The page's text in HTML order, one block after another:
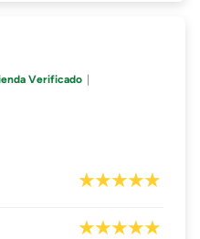
Verificado